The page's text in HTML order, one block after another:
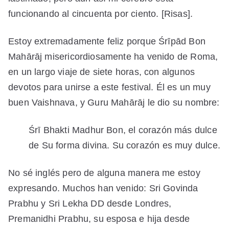
funcionando al cincuenta por ciento. [Risas].
Estoy extremadamente feliz porque Śrīpād Bon
Mahārāj misericordiosamente ha venido de Roma,
en un largo viaje de siete horas, con algunos
devotos para unirse a este festival. Él es un muy
buen Vaishnava, y Guru Mahārāj le dio su nombre:
Śrī Bhakti Madhur Bon, el corazón más dulce
de Su forma divina. Su corazón es muy dulce.
No sé inglés pero de alguna manera me estoy
expresando. Muchos han venido: Sri Govinda
Prabhu y Sri Lekha DD desde Londres,
Premanidhi Prabhu, su esposa e hija desde